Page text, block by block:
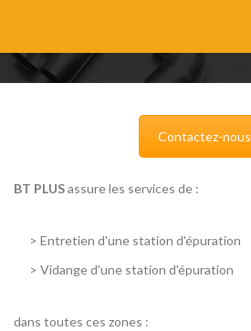
Contactez-nous
BT PLUSassure les services de :
> Entretien d'une station d'épuration
> Vidange d'une station d'épuration
dans toutes ces zones :